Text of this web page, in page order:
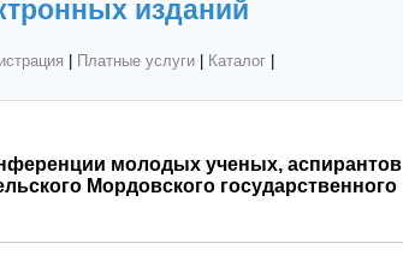
изданий
Платные услуги| Каталог|
молодых ученых, аспирантов
Мордовского государственного